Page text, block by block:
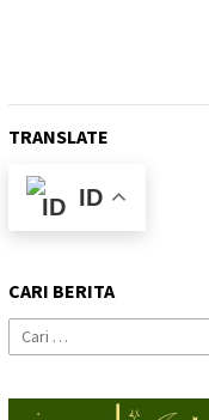
TRANSLATE
ID
CARI BERITA
Cari
untuk: